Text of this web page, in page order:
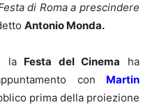
di Roma a prescindere
Antonio Monda.
la Festa del Cinema ha
con Martin
prima della proiezione